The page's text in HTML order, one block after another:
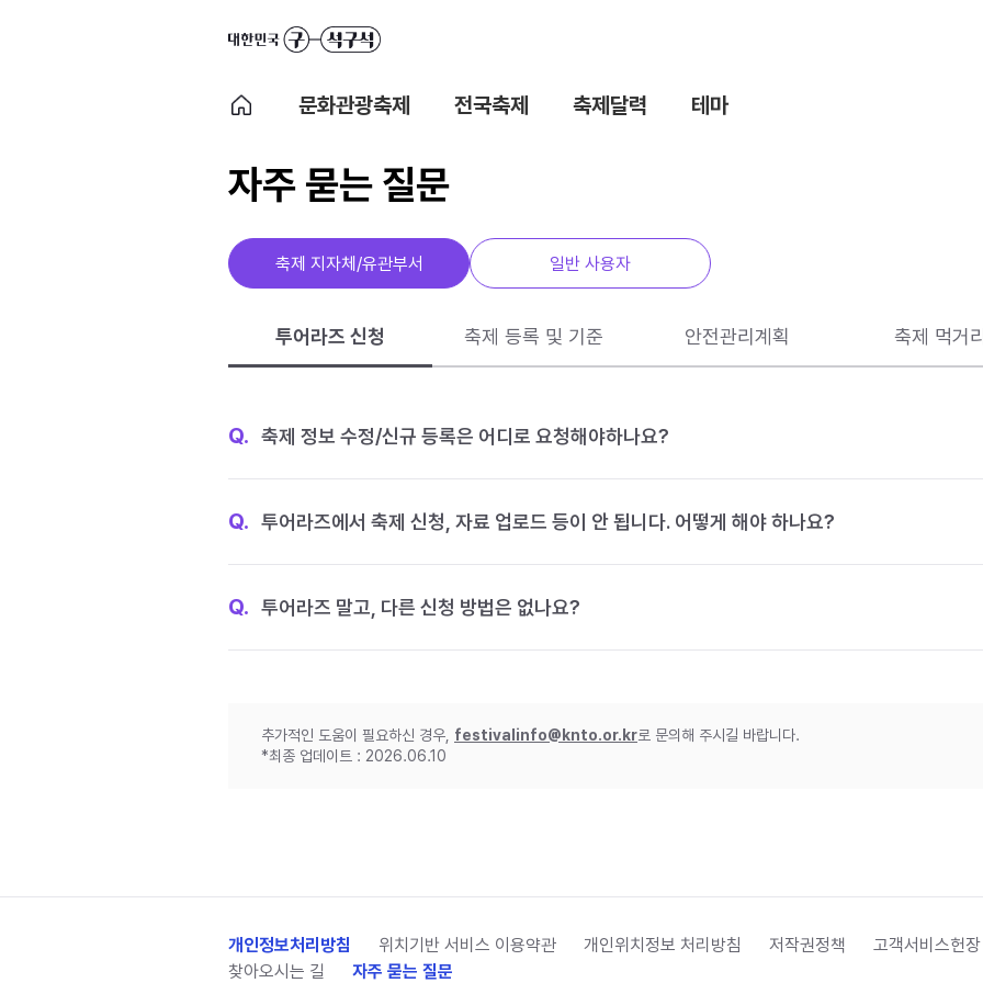
문화관광축제 전국축제 축제달력 테마
자주 묻는 질문
축제 지자체/유관부서 일반 사용자
투어라즈 신청 축제 등록 및 기준 안전관리계획 축제 먹거리
Q. 축제 정보 수정/신규 등록은 어디로 요청해야하나요?
Q. 투어라즈에서 축제 신청, 자료 업로드 등이 안 됩니다. 어떻게 해야 하나요?
Q. 투어라즈 말고, 다른 신청 방법은 없나요?
추가적인 도움이 필요하신 경우, festivalinfo@knto.or.kr로 문의해 주시길 바랍니다.
*최종 업데이트 : 2026.06.10
개인정보처리방침 위치기반 서비스 이용약관 개인위치정보 처리방침 저작권정책 고객서비스헌장
찾아오시는 길
자주 묻는 질문